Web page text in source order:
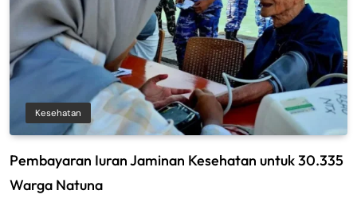
Kesehatan
Pembayaran Iuran Jaminan Kesehatan untuk 30.335
Warga Natuna